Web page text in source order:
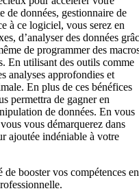
de données, gestionnaire de
à ce logiciel, vous serez en
d’analyser des données
de programmer des
En utilisant des outils comme
analyses approfondies et
En plus de ces bénéfices
permettra de gagner en
de données. En vous
vous démarquerez dans
ajoutée indéniable à votre
de booster vos compétences en